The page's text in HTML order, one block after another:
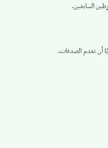
السابقين.
أن تقدم الصدقات.